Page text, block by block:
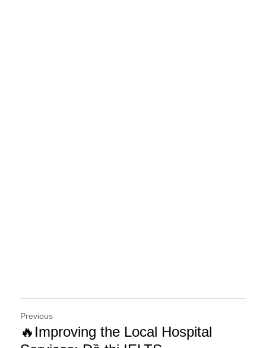
Previous
🔥Improving the Local Hospital